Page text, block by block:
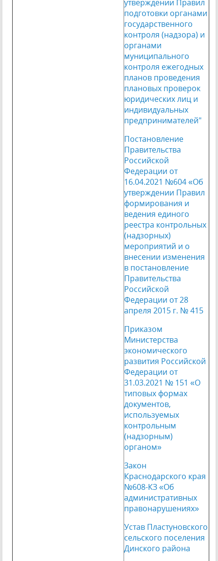
утверждении Правил
подготовки органами
государственного
контроля (надзора) и
органами
муниципального
контроля ежегодных
планов проведения
плановых проверок
юридических лиц и
индивидуальных
предпринимателей"
Постановление
Правительства
Российской
Федерации от
16.04.2021 №604 «Об
утверждении Правил
формирования и
ведения единого
реестра контрольных
(надзорных)
мероприятий и о
внесении изменения
в постановление
Правительства
Российской
Федерации от 28
апреля 2015 г. № 415
Приказом
Министерства
экономического
развития Российской
Федерации от
31.03.2021 № 151 «О
типовых формах
документов,
используемых
контрольным
(надзорным)
органом»
Закон
Краснодарского края
№608-КЗ «Об
административных
правонарушениях»
Устав Пластуновского
сельского поселения
Динского района